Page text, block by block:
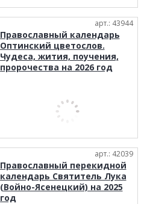
арт.: 43944
Православный календарь
Оптинский цветослов.
Чудеса, жития, поучения,
пророчества на 2026 год
арт.: 42039
Православный перекидной
календарь Святитель Лука
(Войно-Ясенецкий) на 2025
год